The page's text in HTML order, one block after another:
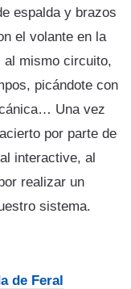
espalda y brazos
el volante en la
al mismo circuito,
picándote con
Una vez
por parte de
interactive, al
realizar un
sistema.
de Feral